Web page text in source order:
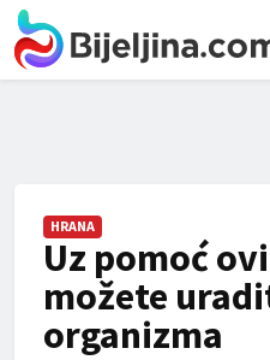
HRANA
Uz pomoć
možete
organizma